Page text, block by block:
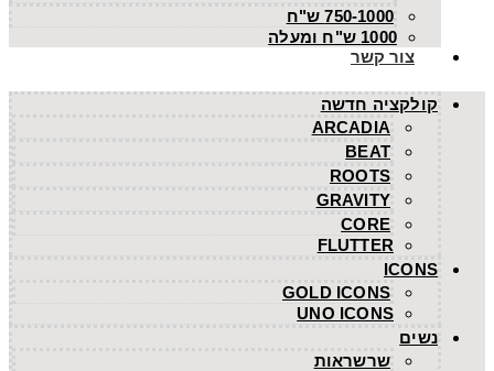
750-1000 ש"ח
1000 ש"ח ומעלה
צור קשר
קולקציה חדשה
ARCADIA
BEAT
ROOTS
GRAVITY
CORE
FLUTTER
ICONS
GOLD ICONS
UNO ICONS
נשים
שרשראות